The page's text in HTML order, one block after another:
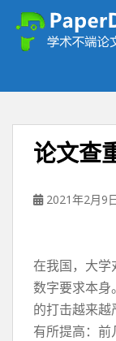
论文查
2021年2月9
在我国，大学
数字要求本身
的打击越来
有所提高：前